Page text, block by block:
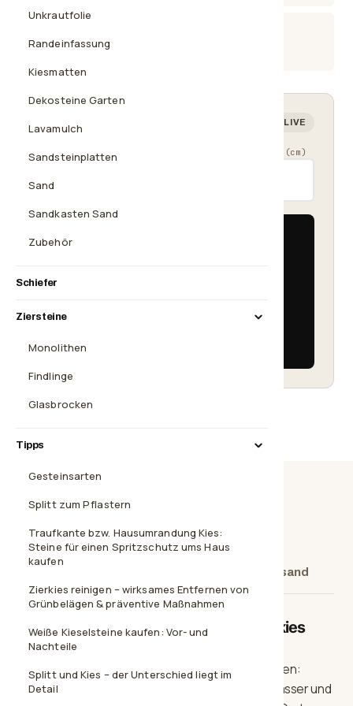
Unkrautfolie
Randeinfassung
Kiesmatten
Dekosteine Garten
Lavamulch
Sandsteinplatten
Sand
Sandkasten Sand
Zubehör
Schiefer
Ziersteine
Monolithen
Findlinge
Glasbrocken
Tipps
Gesteinsarten
Splitt zum Pflastern
Traufkante bzw. Hausumrandung Kies:
Steine für einen Spritzschutz ums Haus
kaufen
Zierkies reinigen – wirksames Entfernen von
Grünbelägen & präventive Maßnahmen
Weiße Kieselsteine kaufen: Vor- und
Nachteile
Splitt und Kies – der Unterschied liegt im
Detail
08638 2035925
LIVE
Länge (cm) Schütthöhe (cm)
5 m²
1× Big Bag 500 kg
515,90 €
Beschreibung Technische Daten
Versand
Individualität und Struktur – Gletscherkies
Granit Kies
Modern, langlebig und voller kreativer Möglichkeiten:
Gletscherkies wird auf natürliche Weise durch Wasser und